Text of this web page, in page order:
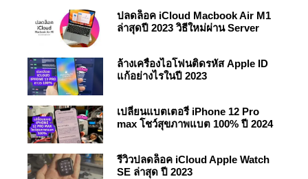
ปลดล็อค iCloud Macbook Air M1
ล่าสุดปี 2023 วิธีใหม่ผ่าน Server
ล้างเครื่องไอโฟนติดรหัส Apple ID
แก้อย่างไรในปี 2023
เปลี่ยนแบตเตอรี่ iPhone 12 Pro
max โชว์สุขภาพแบต 100% ปี 2024
รีวิวปลดล็อค iCloud Apple Watch
SE ล่าสุด ปี 2023